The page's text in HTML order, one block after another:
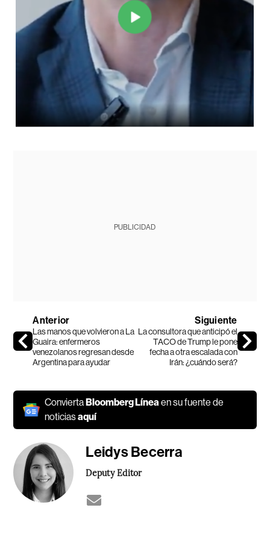
PUBLICIDAD
Anterior
Las manos que volvieron a La
Guaira: enfermeros
venezolanos regresan desde
Argentina para ayudar
Siguiente
La consultora que anticipó el
TACO de Trump le pone
fecha a otra escalada con
Irán: ¿cuándo será?
ConviertaBloomberg Líneaen su fuente de
noticiasaquí
Leidys Becerra
Deputy Editor